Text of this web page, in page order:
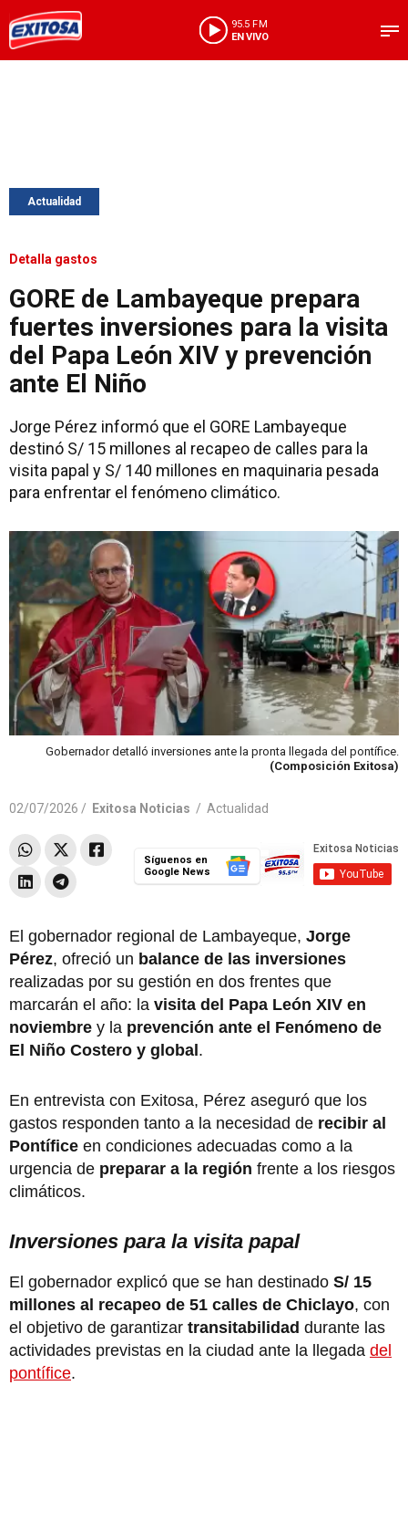
95.5 FM
EN VIVO
Actualidad
Detalla gastos
GORE de Lambayeque prepara
fuertes inversiones para la visita
del Papa León XIV y prevención
ante El Niño
Jorge Pérez informó que el GORE Lambayeque
destinó S/ 15 millones al recapeo de calles para la
visita papal y S/ 140 millones en maquinaria pesada
para enfrentar el fenómeno climático.
Gobernador detalló inversiones ante la pronta llegada del pontífice.
(Composición Exitosa)
02/07/2026 / Exitosa Noticias / Actualidad
Síguenos en
Google News
El gobernador regional de Lambayeque, Jorge
Pérez, ofreció un balance de las inversiones
realizadas por su gestión en dos frentes que
marcarán el año: la visita del Papa León XIV en
noviembre y la prevención ante el Fenómeno de
El Niño Costero y global.
En entrevista con Exitosa, Pérez aseguró que los
gastos responden tanto a la necesidad de recibir al
Pontífice en condiciones adecuadas como a la
urgencia de preparar a la región frente a los riesgos
climáticos.
Inversiones para la visita papal
El gobernador explicó que se han destinado S/ 15
millones al recapeo de 51 calles de Chiclayo, con
el objetivo de garantizar transitabilidad durante las
actividades previstas en la ciudad ante la llegada del
pontífice.